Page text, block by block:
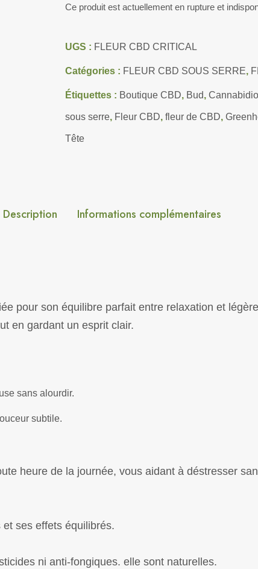
Ce produit est actuellement en rupture et
UGS : FLEUR CBD CRITICAL
Catégories : FLEUR CBD SOUS SERRE,
Étiquettes : Boutique CBD, Bud,
sous serre, Fleur CBD, fleur de CBD,
Tête
Description Informations complémentaires
pour son équilibre parfait entre relaxation et
en gardant un esprit clair.
sans alourdir.
subtile.
heure de la journée, vous aidant à déstresser
ses effets équilibrés.
ni anti-fongiques. elle sont naturelles.